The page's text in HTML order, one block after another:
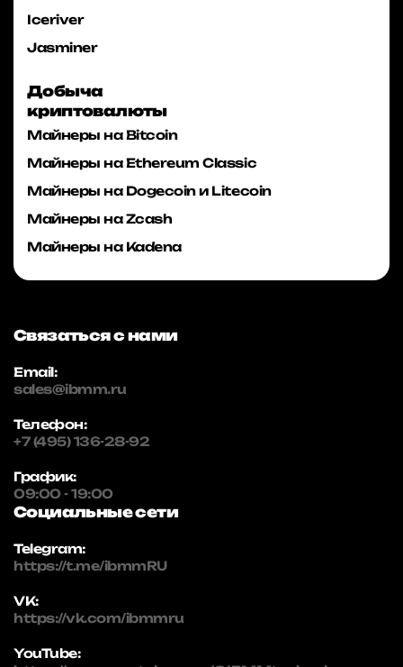
Iceriver
Jasminer
Добыча
криптовалюты
Майнеры на Bitcoin
Майнеры на Ethereum Classic
Майнеры на Dogecoin и Litecoin
Майнеры на Zcash
Майнеры на Kadena
Связаться с нами
Email:
sales@ibmm.ru
Телефон:
+7 (495) 136-28-92
График:
09:00 - 19:00
Социальные сети
Telegram:
https://t.me/ibmmRU
VK:
https://vk.com/ibmmru
YouTube: